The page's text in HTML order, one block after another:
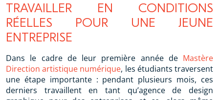
TRAVAILLER EN CONDITIONS
RÉELLES POUR UNE JEUNE
ENTREPRISE
Dans le cadre de leur première année de Mastère
Direction artistique numérique, les étudiants traversent
une étape importante : pendant plusieurs mois, ces
derniers travaillent en tant qu’agence de design